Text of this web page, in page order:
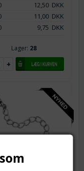
12,50DKK
11,00DKK
9,75 DKK
Lager: 28